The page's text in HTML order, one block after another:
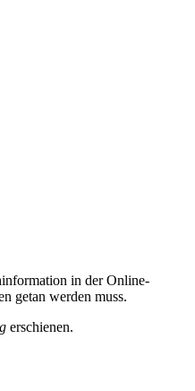
in der Online-
getan werden muss.
erschienen.